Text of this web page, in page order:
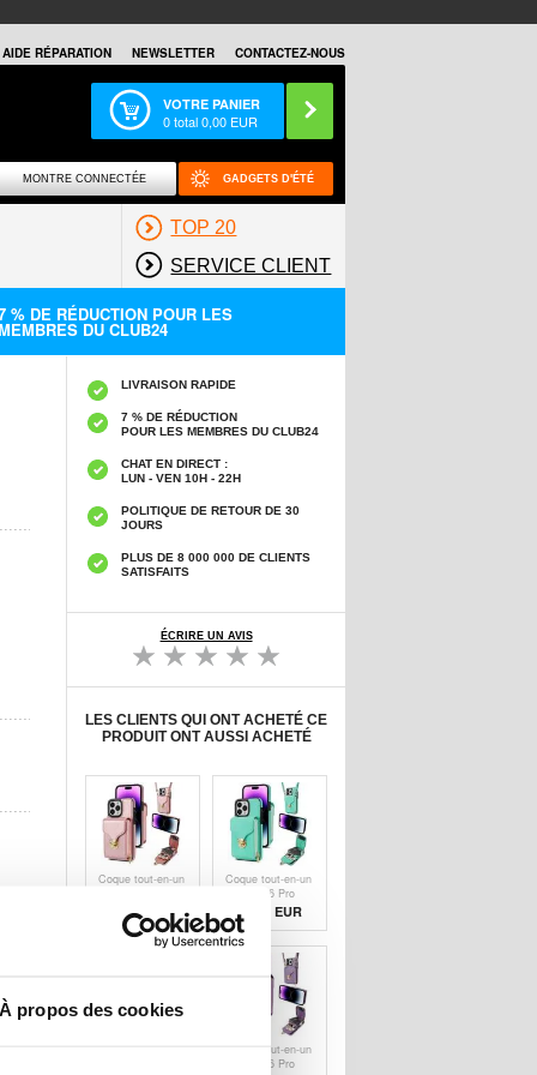
À propos des cookies
AIDE RÉPARATION NEWSLETTER CONTACTEZ-NOUS
VOTRE PANIER
0total0,00 EUR
MONTRE CONNECTÉE GADGETS D'ÉTÉ
TOP 20
SERVICE CLIENT
% DE RÉDUCTION POUR LES
DU CLUB24
LIVRAISON RAPIDE
7 % DE RÉDUCTION
POUR LES MEMBRES DU CLUB24
CHAT EN DIRECT :
LUN - VEN 10H - 22H
POLITIQUE DE RETOUR DE 30
JOURS
PLUS DE 8 000 000 DE CLIENTS
SATISFAITS
ÉCRIRE UN AVIS
LES CLIENTS QUI ONT ACHETÉ CE
PRODUIT ONT AUSSI ACHETÉ
Coque tout-en-un
portefeuille et
dragonne - Or
12,70 EUR
Coque tout-en-un
iPhone 16 Pro
Max avec
portefeuille et
dragonne -
Menthe
10,20 EUR
Coque tout-en-un
iPhone 16 Pro